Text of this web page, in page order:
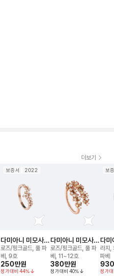
더보기
보증서 2022
다미아니 미모사
링
로즈/핑크골드, 풀 파
베, 9호
250만원
정가대비 44%
다미아니 미모사 2
줄 링
로즈/핑크골드, 풀 파
베, 11~12호
380만원
정가대비 40%
보
다미
크
크리
라지,
파베
정가